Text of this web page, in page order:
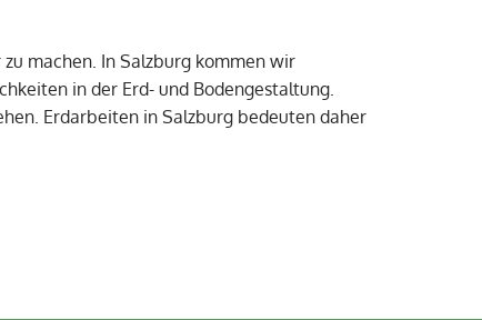
machen. In Salzburg kommen wir
in der Erd- und Bodengestaltung.
Erdarbeiten in Salzburg bedeuten daher